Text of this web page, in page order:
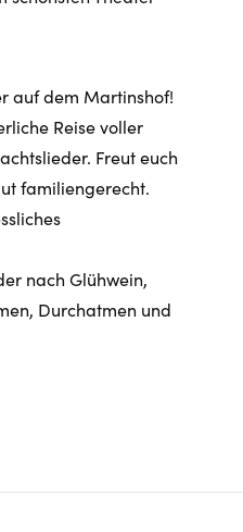
auf dem Martinshof!
Reise voller
Freut euch
familiengerecht.
nach Glühwein,
Durchatmen und